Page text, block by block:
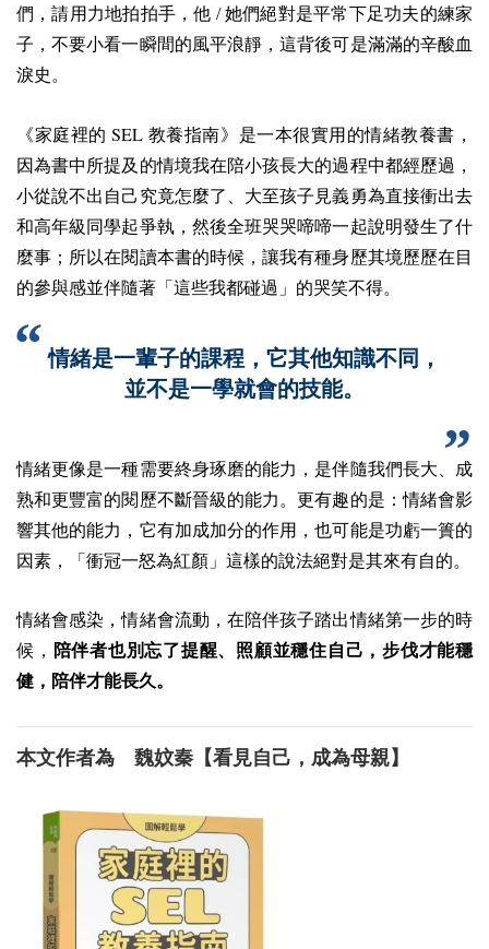
們，請用力地拍拍手，他 / 她們絕對是平常下足功夫的練家
子，不要小看一瞬間的風平浪靜，這背後可是滿滿的辛酸血
淚史。
《家庭裡的 SEL 教養指南》是一本很實用的情緒教養書，
因為書中所提及的情境我在陪小孩長大的過程中都經歷過，
小從說不出自己究竟怎麼了、大至孩子見義勇為直接衝出去
和高年級同學起爭執，然後全班哭哭啼啼一起說明發生了什
麼事；所以在閱讀本書的時候，讓我有種身歷其境歷歷在目
的參與感並伴隨著「這些我都碰過」的哭笑不得。
情緒是一輩子的課程，它其他知識不同，
並不是一學就會的技能。
情緒更像是一種需要終身琢磨的能力，是伴隨我們長大、成
熟和更豐富的閱歷不斷晉級的能力。更有趣的是：情緒會影
響其他的能力，它有加成加分的作用，也可能是功虧一簣的
因素，「衝冠一怒為紅顏」這樣的說法絕對是其來有自的。
情緒會感染，情緒會流動，在陪伴孩子踏出情緒第一步的時
候， 陪伴者也別忘了提醒、照顧並穩住自己，步伐才能穩
健，陪伴才能長久。
本文作者為 魏妏秦【看見自己，成為母親】